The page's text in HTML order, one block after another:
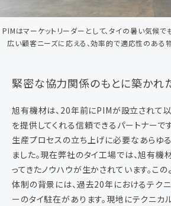
PIMはマーケットリーダーとして、タイの暑い気候
広い顧客ニーズに応える、効率的で適応性のある
緊密な協力関係のもとに築かれ
旭有機材は、20年前にPIMが設立されて
を提供してくれる信頼できるパートナーで
生産プロセスの立ち上げに必要なあらゆ
ました。現在弊社のタイ工場では、旭有機
ってきたノウハウが生かされています。こ
体制の背景には、過去20年におけるテクニ
ーのタイ駐在があります。現地にテクニカ